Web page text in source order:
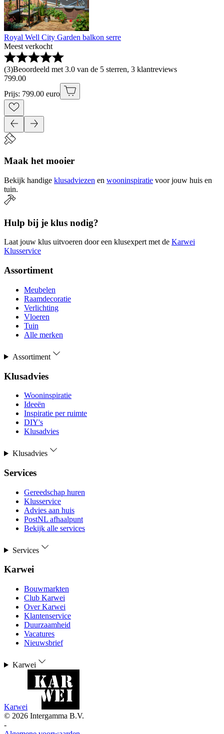
Royal Well City Garden balkon serre
Meest verkocht
(3)Beoordeeld met 3.0 van de 5 sterren, 3 klantreviews
799.00
Prijs: 799.00 euro
Maak het mooier
Bekijk handige klusadviezen en wooninspiratie voor jouw huis en
tuin.
Hulp bij je klus nodig?
Laat jouw klus uitvoeren door een klusexpert met de Karwei
Klusservice
Assortiment
Meubelen
Raamdecoratie
Verlichting
Vloeren
Tuin
Alle merken
Assortiment
Klusadvies
Wooninspiratie
Ideeën
Inspiratie per ruimte
DIY's
Klusadvies
Klusadvies
Services
Gereedschap huren
Klusservice
Advies aan huis
PostNL afhaalpunt
Bekijk alle services
Services
Karwei
Bouwmarkten
Club Karwei
Over Karwei
Klantenservice
Duurzaamheid
Vacatures
Nieuwsbrief
Karwei
Karwei
© 2026 Intergamma B.V.
-